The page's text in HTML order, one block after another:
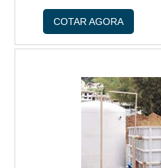
importante ressaltar
solda contribui para a
a rotina de
performance nas
Trata-se, inclusive, de
mais seguras e
respingos e
antirrespingo altamente
mais nada, vale
COTAR AGORA